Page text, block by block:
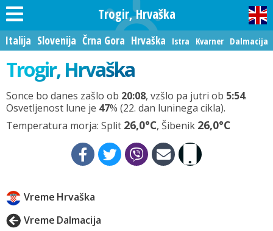
Trogir, Hrvaška
Italija Slovenija Črna Gora Hrvaška Istra Kvarner Dalmacija
Trogir, Hrvaška
Sonce bo danes zašlo ob 20:08, vzšlo pa jutri ob 5:54.
Osvetljenost lune je 47% (22. dan luninega cikla).
Temperatura morja: Split 26,0°C, Šibenik 26,0°C
Vreme Hrvaška
Vreme Dalmacija